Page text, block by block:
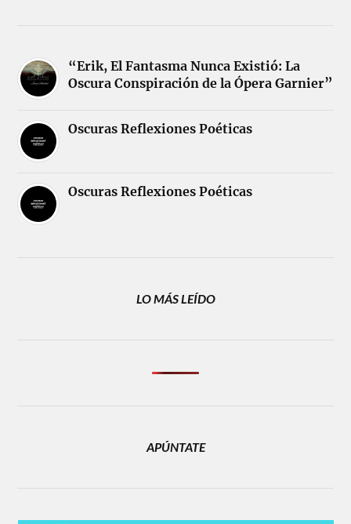
“Erik, El Fantasma Nunca Existió: La
Oscura Conspiración de la Ópera Garnier”
Oscuras Reflexiones Poéticas
Oscuras Reflexiones Poéticas
LO MÁS LEÍDO
APÚNTATE